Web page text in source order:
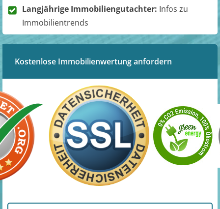
Langjährige Immobiliengutachter: Infos zu
Immobilientrends
Kostenlose Immobilienwertung anfordern